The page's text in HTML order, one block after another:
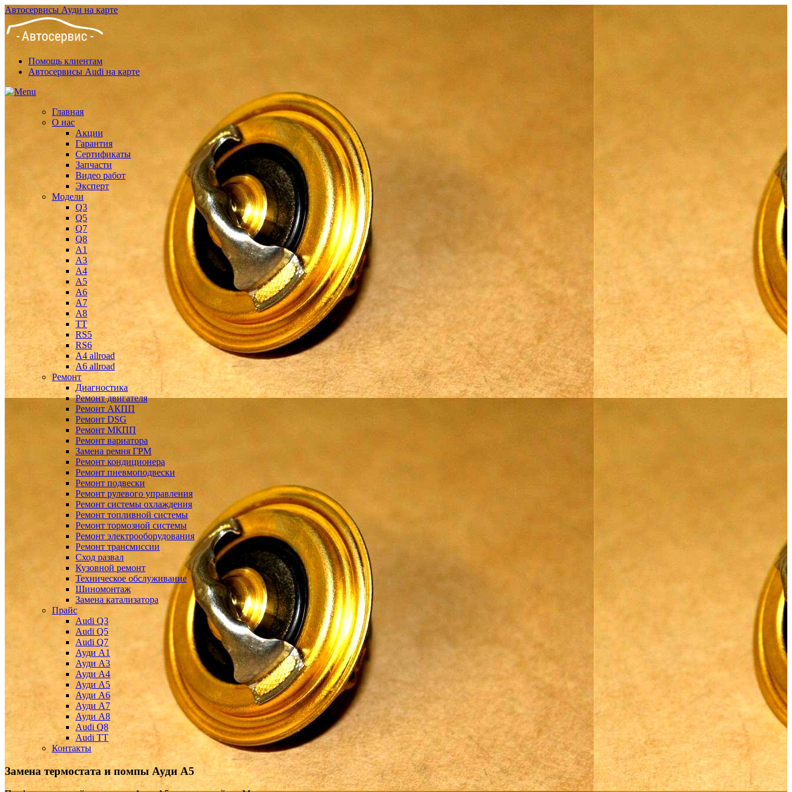
Автосервисы Ауди на карте
Помощь клиентам
Автосервисы Audi на карте
Главная
О нас
Акции
Гарантия
Сертификаты
Запчасти
Видео работ
Эксперт
Модели
Q3
Q5
Q7
Q8
A1
A3
A4
A5
A6
A7
A8
TT
RS5
RS6
A4 allroad
A6 allroad
Ремонт
Диагностика
Ремонт двигателя
Ремонт АКПП
Ремонт DSG
Ремонт МКПП
Ремонт вариатора
Замена ремня ГРМ
Ремонт кондиционера
Ремонт пневмоподвески
Ремонт подвески
Ремонт рулевого управления
Ремонт системы охлаждения
Ремонт топливной системы
Ремонт тормозной системы
Ремонт электрооборудования
Ремонт трансмиссии
Сход развал
Кузовной ремонт
Техническое обслуживание
Шиномонтаж
Замена катализатора
Прайс
Audi Q3
Audi Q5
Audi Q7
Ауди А1
Ауди А3
Ауди А4
Ауди A5
Ауди А6
Ауди А7
Ауди A8
Audi Q8
Audi TT
Контакты
Замена термостата и помпы Ауди А5